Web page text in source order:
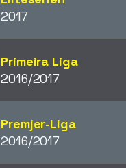
2017
Primeira Liga
2016/2017
Premjer-Liga
2016/2017